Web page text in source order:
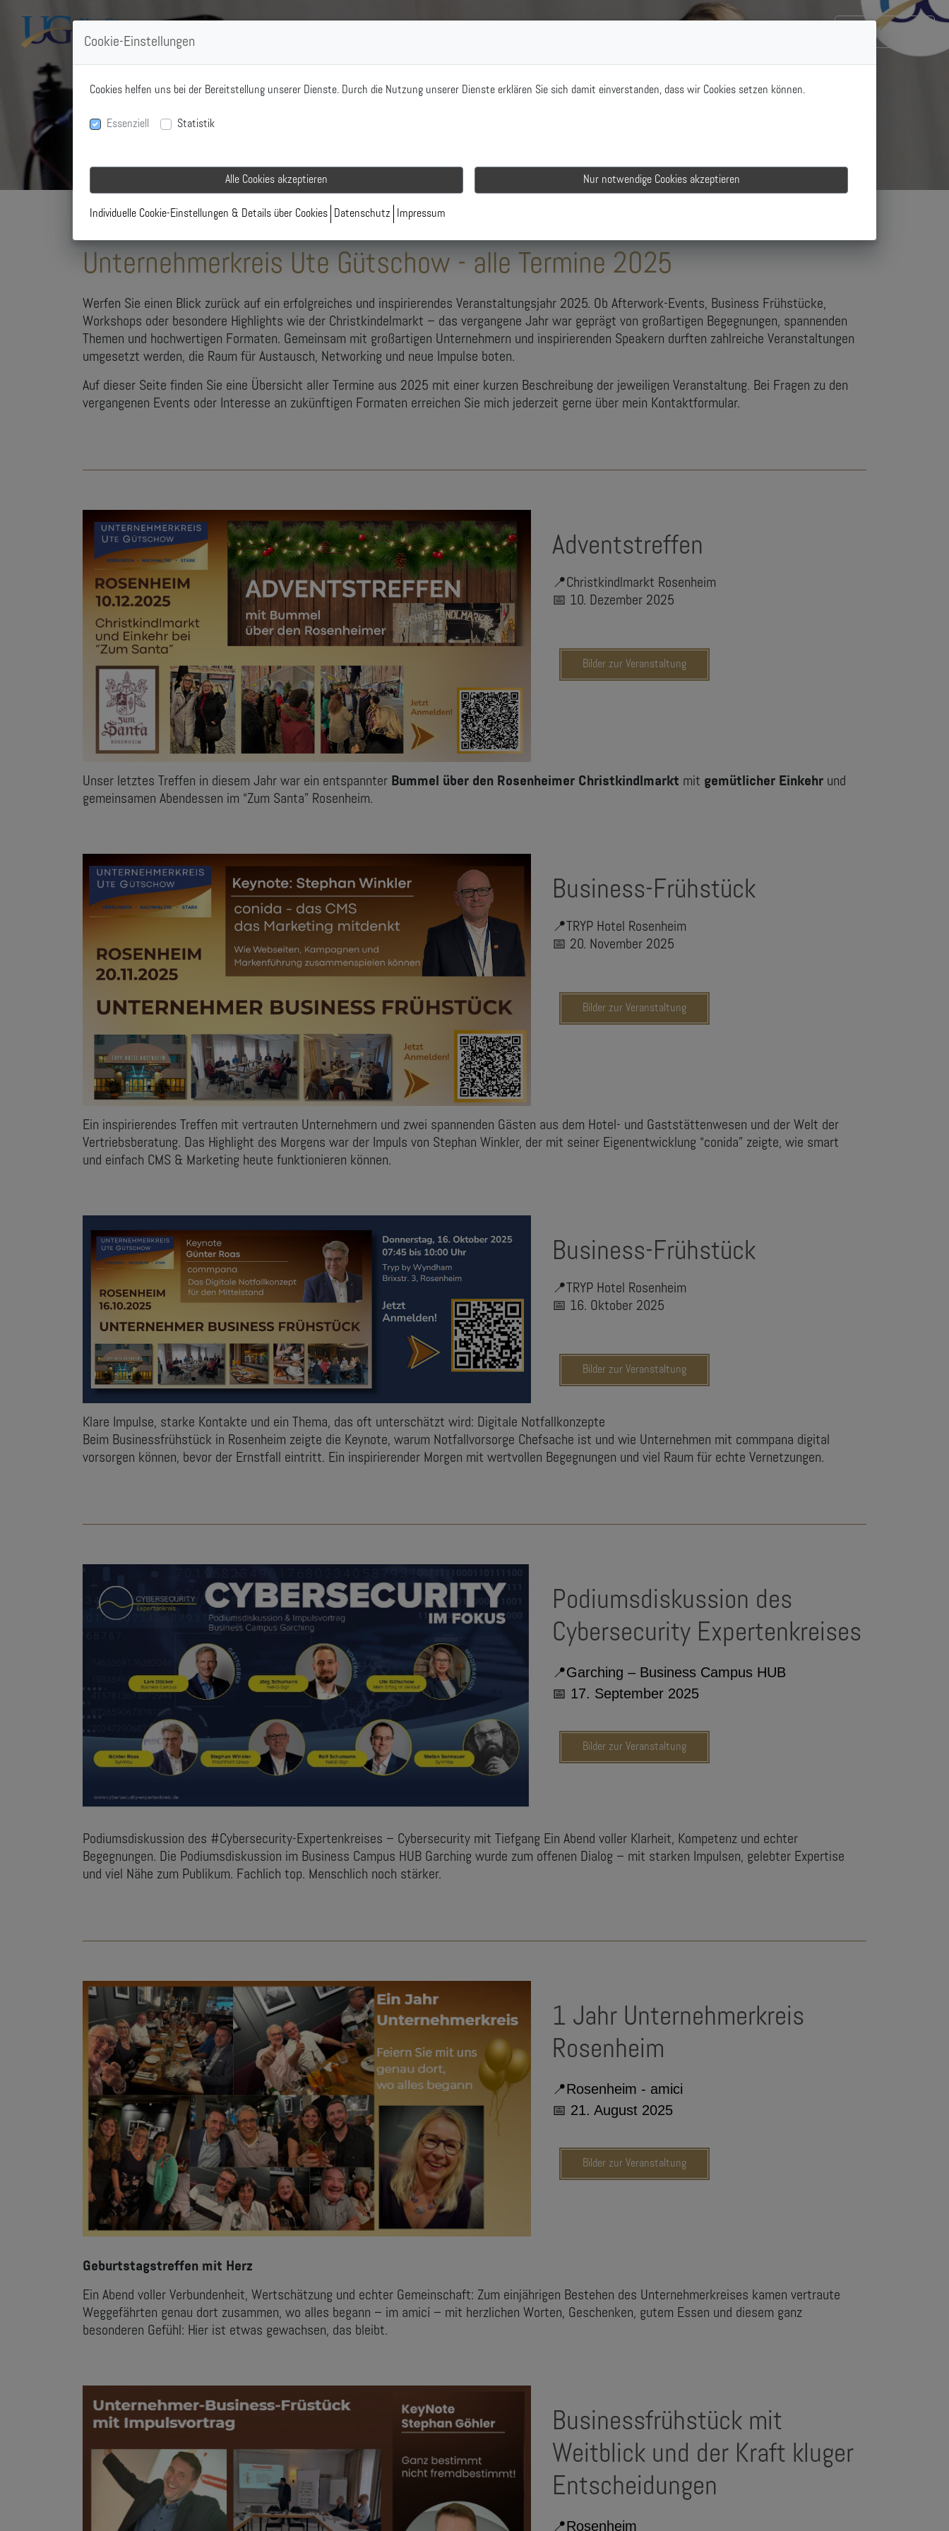
Kontakt
Unternehmerkreis Ute Gütschow - alle Termine 2025
Werfen Sie einen Blick zurück auf ein erfolgreiches und inspirierendes Veranstaltungsjahr 2025. Ob Afterwork-Events, Business Frühstücke,
Workshops oder besondere Highlights wie der Christkindelmarkt – das vergangene Jahr war geprägt von großartigen Begegnungen, spannenden
Themen und hochwertigen Formaten. Gemeinsam mit großartigen Unternehmern und inspirierenden Speakern durften zahlreiche Veranstaltungen
umgesetzt werden, die Raum für Austausch, Networking und neue Impulse boten.
Auf dieser Seite finden Sie eine Übersicht aller Termine aus 2025 mit einer kurzen Beschreibung der jeweiligen Veranstaltung. Bei Fragen zu den
vergangenen Events oder Interesse an zukünftigen Formaten erreichen Sie mich jederzeit gerne über mein Kontaktformular.
Adventstreffen
📍Christkindlmarkt Rosenheim
📅 10. Dezember 2025
Bilder zur Veranstaltung
Unser letztes Treffen in diesem Jahr war ein entspannter Bummel über den Rosenheimer Christkindlmarkt mit gemütlicher Einkehr und
gemeinsamen Abendessen im “Zum Santa” Rosenheim.
Business-Frühstück
📍TRYP Hotel Rosenheim
📅 20. November 2025
Bilder zur Veranstaltung
Ein inspirierendes Treffen mit vertrauten Unternehmern und zwei spannenden Gästen aus dem Hotel- und Gaststättenwesen und der Welt der
Vertriebsberatung. Das Highlight des Morgens war der Impuls von Stephan Winkler, der mit seiner Eigenentwicklung “conida” zeigte, wie smart
und einfach CMS & Marketing heute funktionieren können.
Business-Frühstück
📍TRYP Hotel Rosenheim
📅 16. Oktober 2025
Bilder zur Veranstaltung
Klare Impulse, starke Kontakte und ein Thema, das oft unterschätzt wird: Digitale Notfallkonzepte
Beim Businessfrühstück in Rosenheim zeigte die Keynote, warum Notfallvorsorge Chefsache ist und wie Unternehmen mit commpana digital
vorsorgen können, bevor der Ernstfall eintritt. Ein inspirierender Morgen mit wertvollen Begegnungen und viel Raum für echte Vernetzungen.
Podiumsdiskussion des
Cybersecurity Expertenkreises
📍Garching – Business Campus HUB
📅 17. September 2025
Bilder zur Veranstaltung
Podiumsdiskussion des #Cybersecurity-Expertenkreises – Cybersecurity mit Tiefgang Ein Abend voller Klarheit, Kompetenz und echter
Begegnungen. Die Podiumsdiskussion im Business Campus HUB Garching wurde zum offenen Dialog – mit starken Impulsen, gelebter Expertise
und viel Nähe zum Publikum. Fachlich top. Menschlich noch stärker.
1 Jahr Unternehmerkreis
Rosenheim
📍Rosenheim - amici
📅 21. August 2025
Bilder zur Veranstaltung
Geburtstagstreffen mit Herz
Ein Abend voller Verbundenheit, Wertschätzung und echter Gemeinschaft: Zum einjährigen Bestehen des Unternehmerkreises kamen vertraute
Weggefährten genau dort zusammen, wo alles begann – im amicí – mit herzlichen Worten, Geschenken, gutem Essen und diesem ganz
besonderen Gefühl: Hier ist etwas gewachsen, das bleibt.
Businessfrühstück mit
Weitblick und der Kraft kluger
Entscheidungen
📍Rosenheim
Cookie-Einstellungen
Cookies helfen uns bei der Bereitstellung unserer Dienste. Durch die Nutzung unserer Dienste erklären Sie sich damit einverstanden, dass wir Cookies setzen können.
Essenziell Statistik
Alle Cookies akzeptieren Nur notwendige Cookies akzeptieren
Individuelle Cookie-Einstellungen & Details über Cookies Datenschutz Impressum